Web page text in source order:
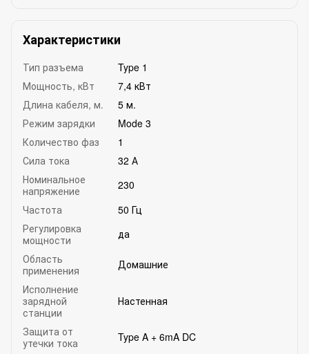
Характеристики
Тип разъема
Type 1
Мощность, кВт
7,4 кВт
Длина кабеля, м.
5 м.
Режим зарядки
Mode 3
Количество фаз
1
Сила тока
32 А
Номинальное
напряжение
230
Частота
50 Гц
Регулировка
мощности
да
Область
применения
Домашние
Исполнение
зарядной
станции
Настенная
Защита от
утечки тока
Type A + 6mA DC